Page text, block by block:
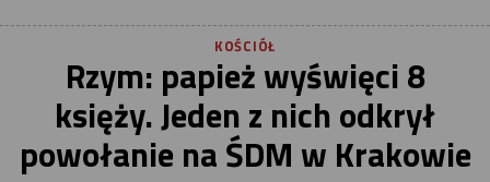
KOŚCIÓŁ
Rzym: papież wyświęci 8
księży. Jeden z nich odkrył
powołanie na ŚDM w Krakowie